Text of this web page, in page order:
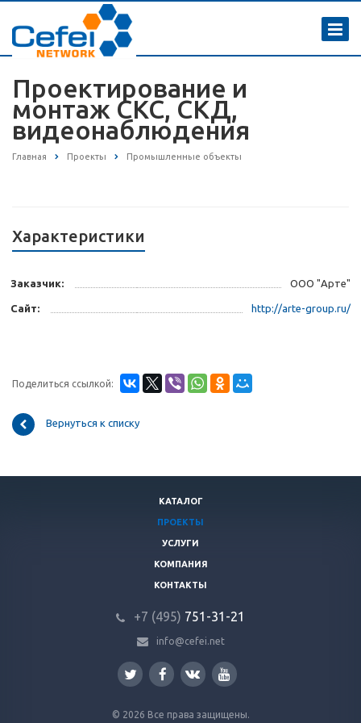
Проектирование и
монтаж СКС, СКД,
видеонаблюдения
Главная Проекты Промышленные объекты
Характеристики
Заказчик: ООО "Арте"
Сайт: http://arte-group.ru/
Поделиться ссылкой:
Вернуться к списку
КАТАЛОГ
ПРОЕКТЫ
УСЛУГИ
КОМПАНИЯ
КОНТАКТЫ
+7 (495) 751-31 -21
info@cefei.net
© 2026 Все права защищены.